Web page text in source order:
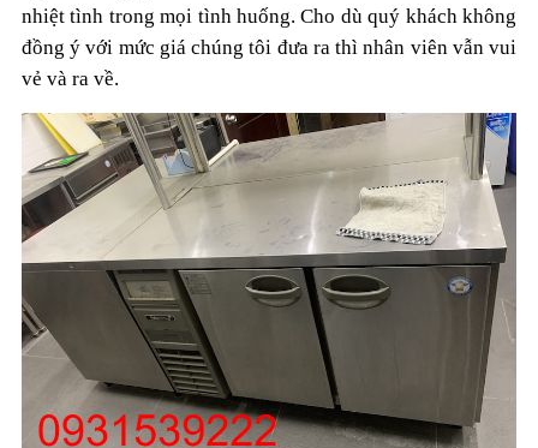
nhiệt tình trong mọi tình huống. Cho dù quý khách không
đồng ý với mức giá chúng tôi đưa ra thì nhân viên vẫn vui
vẻ và ra về.